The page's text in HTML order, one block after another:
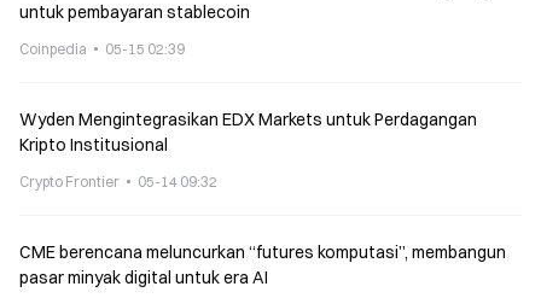
untuk pembayaran stablecoin
Coinpedia 05-15 02:39
Wyden Mengintegrasikan EDX Markets untuk Perdagangan
Kripto Institusional
Crypto Frontier 05-14 09:32
CME berencana meluncurkan “futures komputasi”, membangun
pasar minyak digital untuk era AI